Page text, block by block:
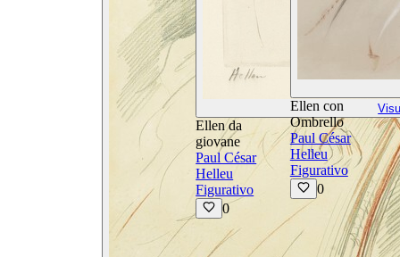
Ellen da
giovane
Paul César
Helleu
Figurativo
0
Ellen con
Ombrello
Paul César
Helleu
Figurativo
0